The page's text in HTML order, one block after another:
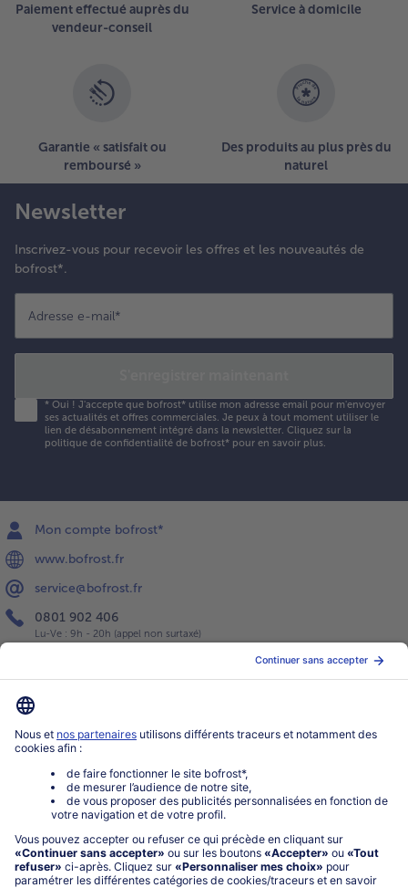
Paiement effectué auprès du
vendeur-conseil
Service à domicile
Garantie « satisfait ou
remboursé »
Des produits au plus près du
naturel
Newsletter
Inscrivez-vous pour recevoir les offres et les nouveautés de
bofrost*.
Adresse e-mail*
* Oui ! J'accepte que bofrost* utilise mon adresse email pour m'envoyer
ses actualités et offres commerciales. Je peux à tout moment utiliser le
lien de désabonnement intégré dans la newsletter. Cliquez sur la
politique de confidentialité de bofrost* pour en savoir plus.
Mon compte bofrost*
www.bofrost.fr
service@bofrost.fr
0801 902 406
Lu-Ve : 9h - 20h (appel non surtaxé)
Service
À propos de bofrost*